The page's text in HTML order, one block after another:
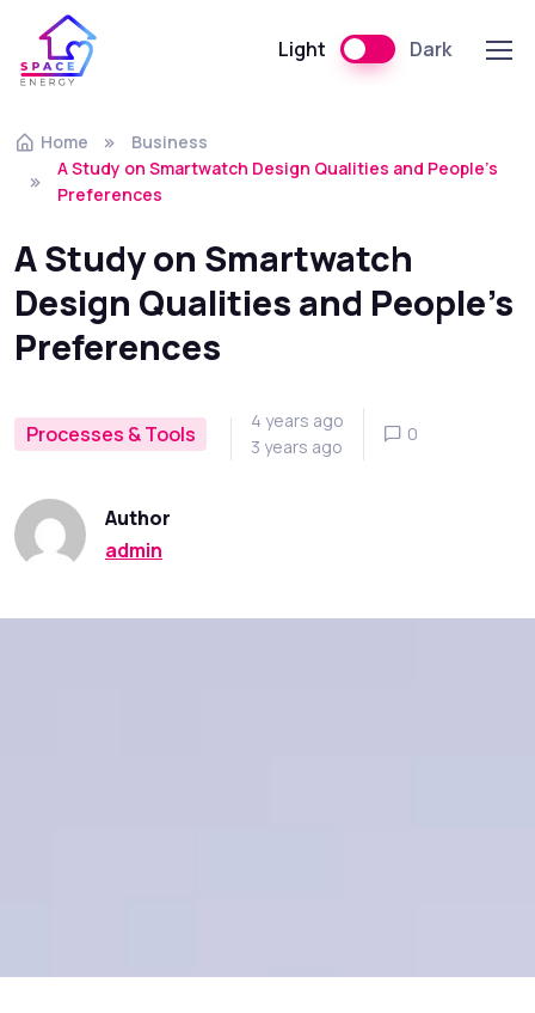
Skip to navigation
Skip to content
Light Dark
Home
Business
A Study on Smartwatch Design Qualities and People’s
Preferences
A Study on Smartwatch
Design Qualities and People’s
Preferences
Processes & Tools
4 years ago
3 years ago
0
Author
admin